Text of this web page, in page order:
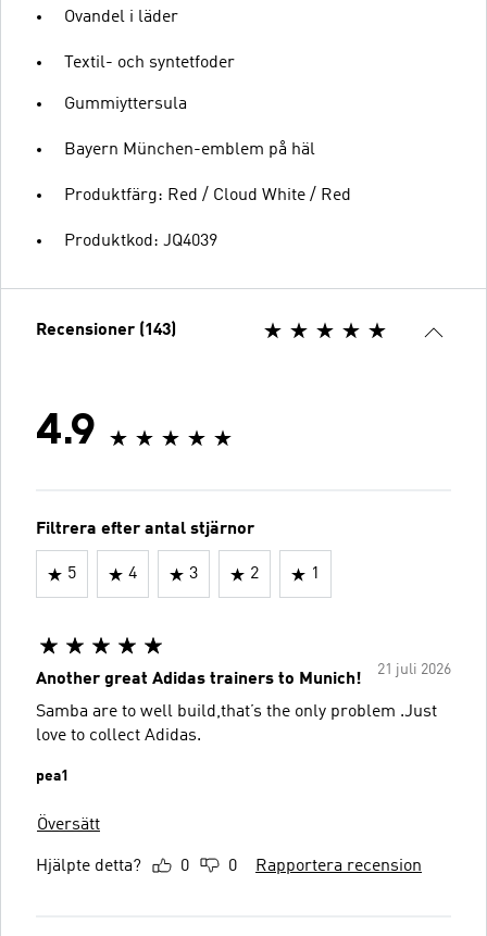
Ovandel i läder
Textil- och syntetfoder
Gummiyttersula
Bayern München-emblem på häl
Produktfärg: Red / Cloud White / Red
Produktkod: JQ4039
Recensioner (143)
4.9
Filtrera efter antal stjärnor
5 4 3 2 1
21 juli 2026
Another great Adidas trainers to Munich!
Samba are to well build,that’s the only problem .Just
love to collect Adidas.
pea1
Översätt
Hjälpte detta? 0 0 Rapportera recension